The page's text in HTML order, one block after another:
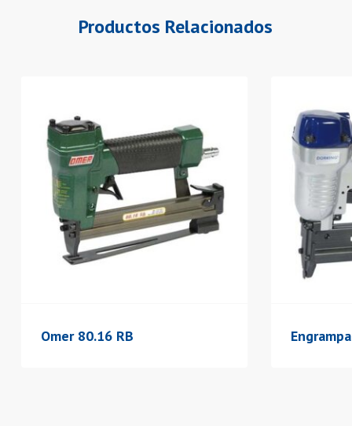
Productos Relacionados
Omer 80.16 RB